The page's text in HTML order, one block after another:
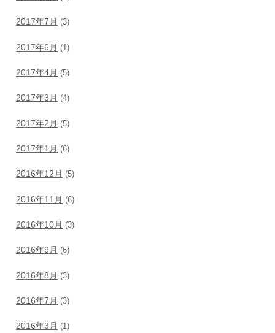
2017年7月 (3)
2017年6月 (1)
2017年4月 (5)
2017年3月 (4)
2017年2月 (5)
2017年1月 (6)
2016年12月 (5)
2016年11月 (6)
2016年10月 (3)
2016年9月 (6)
2016年8月 (3)
2016年7月 (3)
2016年3月 (1)